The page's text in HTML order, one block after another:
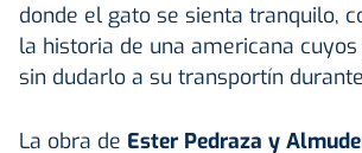
donde el gato se sienta tranquilo,
la historia de una americana
sin dudarlo a su transportín
La obra de Ester Pedraza y